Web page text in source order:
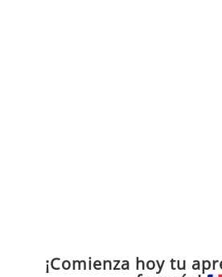
¡Comienza hoy tu